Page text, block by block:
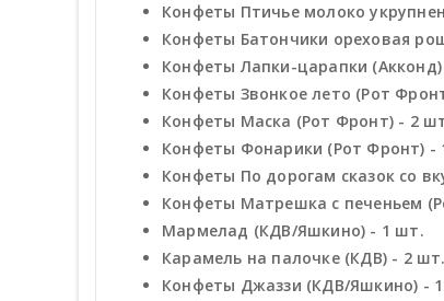
Конфеты Птичье молоко
Конфеты Батончики ореховая
Конфеты Лапки-царапки
Конфеты Звонкое лето (Рот
Конфеты Маска (Рот Фронт) - 2
Конфеты Фонарики (Рот Фронт) -
Конфеты По дорогам сказок со
Конфеты Матрешка с печеньем
Мармелад (КДВ/Яшкино) - 1 шт.
Карамель на палочке (КДВ) - 2 шт.
Конфеты Джаззи (КДВ/Яшкино) -